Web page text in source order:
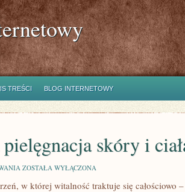
TREŚCI BLOG INTERNETOWY
skóry i
NATURALNA
SKÓRY
ZOSTAŁA WYŁĄCZONA
w której witalność traktuje się całościowo